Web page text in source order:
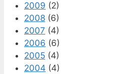
2009 (2)
2008 (6)
2007 (4)
2006 (6)
2005 (4)
2004 (4)